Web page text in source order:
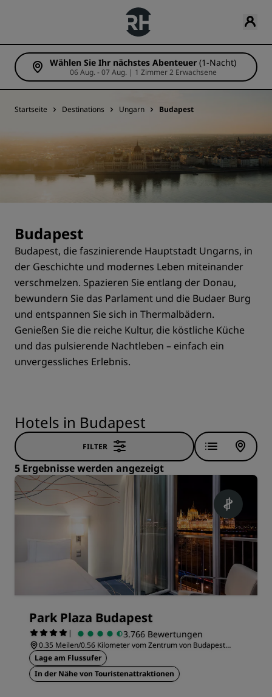
Wählen Sie Ihr nächstes Abenteuer (1-Nacht)
06 Aug. - 07 Aug. | 1 Zimmer 2 Erwachsene
Startseite Destinations Ungarn Budapest
Budapest
Budapest, die faszinierende Hauptstadt Ungarns, in
der Geschichte und modernes Leben miteinander
verschmelzen. Spazieren Sie entlang der Donau,
bewundern Sie das Parlament und die Budaer Burg
und entspannen Sie sich in Thermalbädern.
Genießen Sie die reiche Kultur, die köstliche Küche
und das pulsierende Nachtleben – einfach ein
unvergessliches Erlebnis.
Hotels in Budapest
FILTER
5 Ergebnisse werden angezeigt
Park Plaza Budapest
| 3.766 Bewertungen
0.35 Meilen/0.56 Kilometer vom Zentrum von Budapest
entfernt
Lage am Flussufer
In der Nähe von Touristenattraktionen